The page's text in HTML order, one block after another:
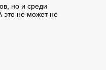
но и среди
это не может не